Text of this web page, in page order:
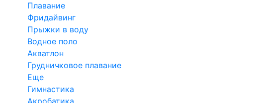
Плавание
Фридайвинг
Прыжки в воду
Водное поло
Акватлон
Грудничковое плавание
Еще
Гимнастика
Акробатика